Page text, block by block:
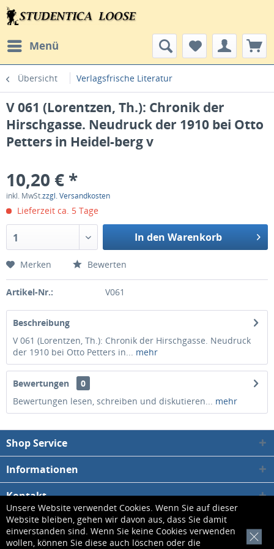
Unsere Website verwendet Cookies. Wenn Sie auf dieser
Website bleiben, gehen wir davon aus, dass Sie damit
einverstanden sind. Wenn Sie keine Cookies verwenden
wollen, können Sie diese auch löschen oder die
[x]
Menü
Übersicht Verlagsfrische Literatur
V 061 (Lorentzen, Th.): Chronik der
Hirschgasse. Neudruck der 1910 bei Otto
Petters in Heidel-berg v
10,20 € *
inkl. MwSt.zzgl. Versandkosten
Lieferzeit ca. 5 Tage
1 In den Warenkorb
Merken Bewerten
Artikel-Nr.: V061
Beschreibung
V 061 (Lorentzen, Th.): Chronik der Hirschgasse. Neudruck
der 1910 bei Otto Petters in... mehr
Bewertungen
0
Bewertungen lesen, schreiben und diskutieren... mehr
Shop Service
Informationen
Kontakt
* Alle Preise inkl. gesetzl. Mehrwertsteuer zzgl.Versandkosten, wenn nicht
anders beschrieben